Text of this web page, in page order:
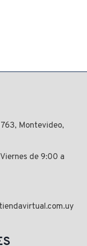
Montevideo,
de 9:00 a